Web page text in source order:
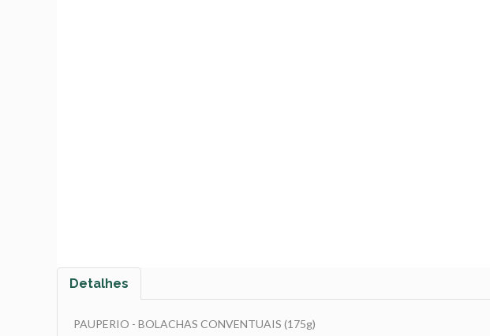
Detalhes
PAUPERIO - BOLACHAS CONVENTUAIS (175g)